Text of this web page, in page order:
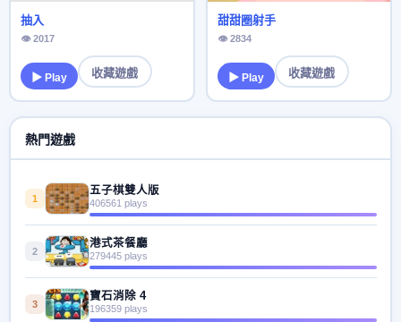
抽入
👁 2017
▶ Play 收藏遊戲
甜甜圈射手
👁 2834
▶ Play 收藏遊戲
熱門遊戲
1
五子棋雙人版
406561 plays
2
港式茶餐廳
279445 plays
3
寶石消除 4
196359 plays